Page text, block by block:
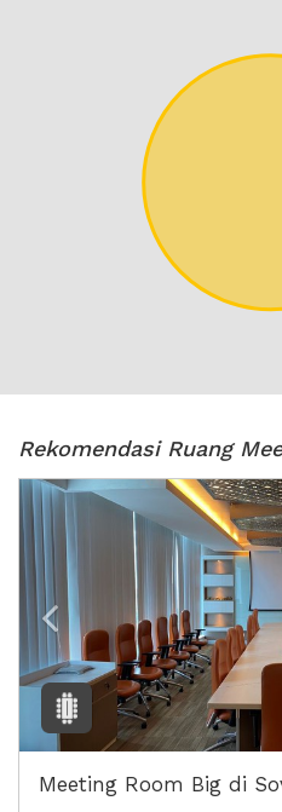
Rekomendasi Ruang
Previous
Meeting Room Big di